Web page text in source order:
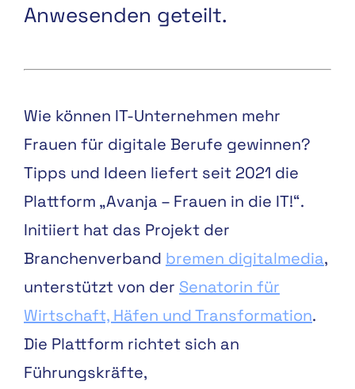
Anwesenden geteilt.
Wie können IT-Unternehmen mehr
Frauen für digitale Berufe gewinnen?
Tipps und Ideen liefert seit 2021 die
Plattform „Avanja – Frauen in die IT!“.
Initiiert hat das Projekt der
Branchenverband bremen digitalmedia,
unterstützt von der Senatorin für
Wirtschaft, Häfen und Transformation.
Die Plattform richtet sich an
Führungskräfte,